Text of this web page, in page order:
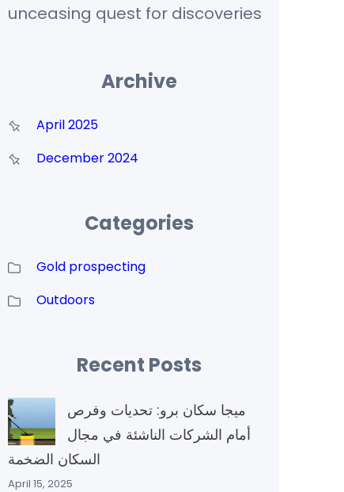
unceasing quest for discoveries
Archive
April 2025
December 2024
Categories
Gold prospecting
Outdoors
Recent Posts
ميجا سكان برو: تحديات وفرص
أمام الشركات الناشئة في مجال
السكان الضخمة
April 15, 2025